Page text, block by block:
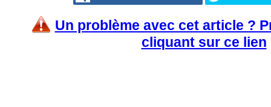
Un problème avec cet article ?
cliquant sur ce lien